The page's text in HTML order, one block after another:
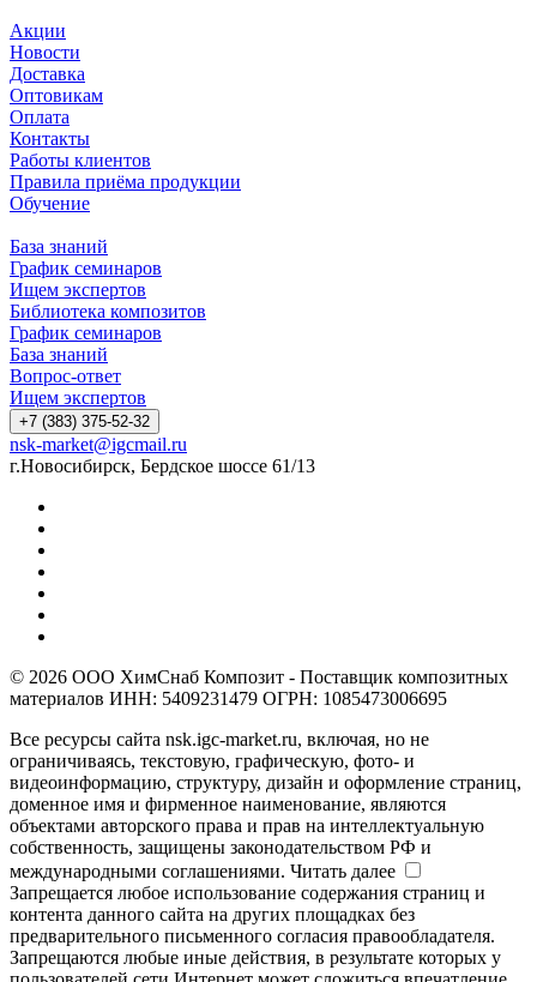
Акции
Новости
Доставка
Оптовикам
Оплата
Контакты
Работы клиентов
Правила приёма продукции
Обучение
База знаний
График семинаров
Ищем экспертов
Библиотека композитов
График семинаров
База знаний
Вопрос-ответ
Ищем экспертов
+7 (383) 375-52-32
nsk-market@igcmail.ru
г.Новосибирск, Бердское шоссе 61/13
© 2026 ООО ХимСнаб Композит - Поставщик композитных
материалов ИНН: 5409231479 ОГРН: 1085473006695
Все ресурсы сайта nsk.igc-market.ru, включая, но не
ограничиваясь, текстовую, графическую, фото- и
видеоинформацию, структуру, дизайн и оформление страниц,
доменное имя и фирменное наименование, являются
объектами авторского права и прав на интеллектуальную
собственность, защищены законодательством РФ и
международными соглашениями. Читать далее
Запрещается любое использование содержания страниц и
контента данного сайта на других площадках без
предварительного письменного согласия правообладателя.
Запрещаются любые иные действия, в результате которых у